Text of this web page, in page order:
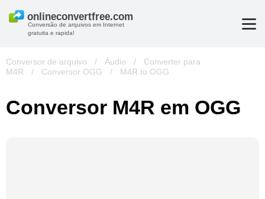
Conversão de arquivos em Internet
gratuita e rapida!
Conversor de arquivo / Áudio /
Converter para
M4R
/ Conversor OGG / M4R to OGG
Conversor M4R em OGG